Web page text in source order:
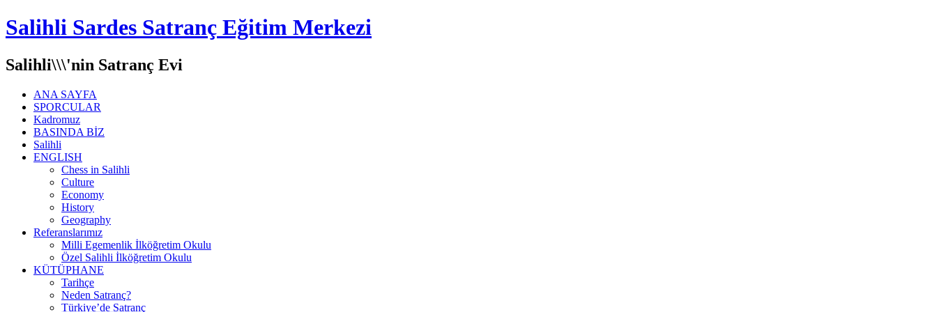
Salihli Sardes Satranç Eğitim Merkezi
Salihli\\\'nin Satranç Evi
ANA SAYFA
SPORCULAR
Kadromuz
BASINDA BİZ
Salihli
ENGLISH
Chess in Salihli
Culture
Economy
History
Geography
Referanslarımız
Milli Egemenlik İlköğretim Okulu
Özel Salihli İlköğretim Okulu
KÜTÜPHANE
Tarihçe
Neden Satranç?
Türkiye’de Satranç